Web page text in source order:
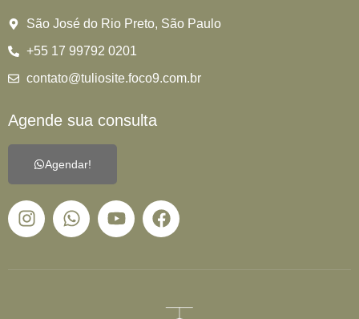
São José do Rio Preto, São Paulo
+55 17 99792 0201
contato@tuliosite.foco9.com.br
Agende sua consulta
Agendar!